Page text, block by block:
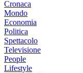
Cronaca
Mondo
Economia
Politica
Spettacolo
Televisione
People
Lifestyle